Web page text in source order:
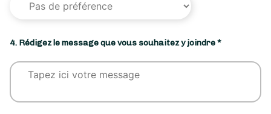
4. Rédigez le message que vous souhaitez y joindre *